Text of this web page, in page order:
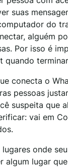
suas
do
alguém
Por isso é
quando
conecta o
pessoas
suspeita que
vai em
onde
algum lugar